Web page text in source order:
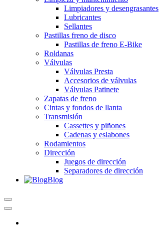
Limpiadores y desengrasantes
Lubricantes
Sellantes
Pastillas freno de disco
Pastillas de freno E-Bike
Roldanas
Válvulas
Válvulas Presta
Accesorios de válvulas
Válvulas Patinete
Zapatas de freno
Cintas y fondos de llanta
Transmisión
Cassettes y piñones
Cadenas y eslabones
Rodamientos
Dirección
Juegos de dirección
Separadores de dirección
Blog